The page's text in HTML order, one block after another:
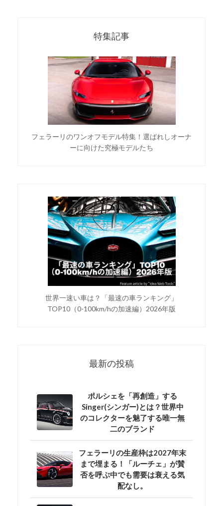
特集記事
フェラーリのワンオフモデル特集！選ばれしオーナ
ーに向けた究極モデルたち
世界一速い車は？「最速の車ランキング」
TOP10（0-100km/hの加速編）2026年版
最新の投稿
ポルシェを「再創造」する
Singer(シンガー)とは？世界中
のコレクターを魅了する唯一無
二のブランド
フェラーリの生産枠は2027年末
まで埋まる！「ルーチェ」が賛
否を呼ぶ中でも需要は衰える気
配なし。